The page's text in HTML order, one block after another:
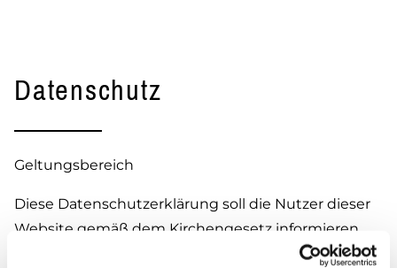
Datenschutz
Geltungsbereich
Diese Datenschutzerklärung soll die Nutzer dieser
Website gemäß dem Kirchengesetz informieren
über den Datenschutz der Evangelischen Kirche in